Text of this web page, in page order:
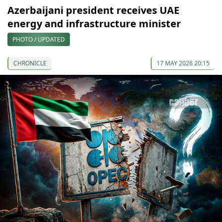
Azerbaijani president receives UAE
energy and infrastructure minister
PHOTO / UPDATED
CHRONICLE 17 MAY 2026 20:15